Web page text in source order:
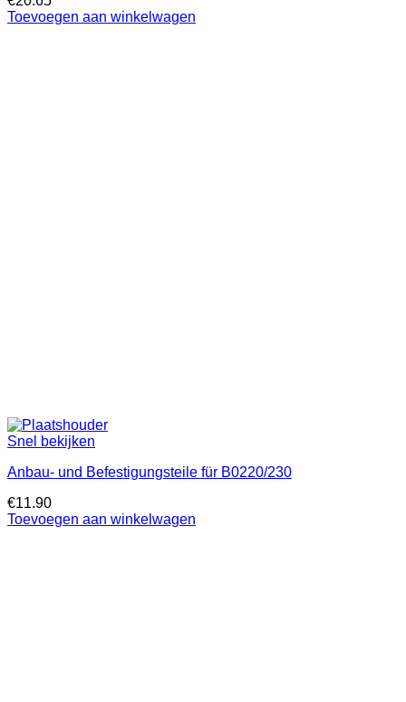
Toevoegen aan winkelwagen
Snel bekijken
Anbau- und Befestigungsteile für B0220/230
€11.90
Toevoegen aan winkelwagen